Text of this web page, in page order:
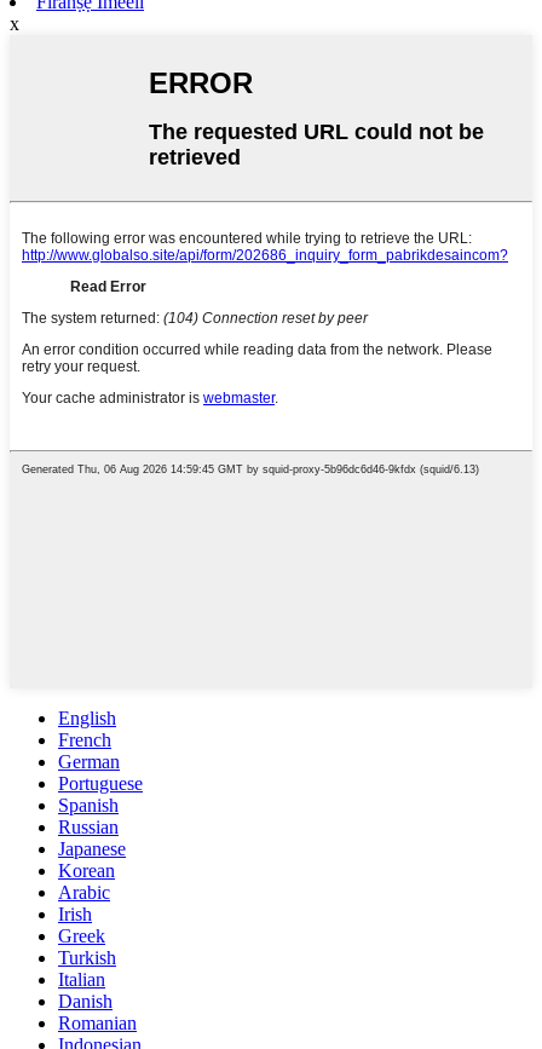
x
English
French
German
Portuguese
Spanish
Russian
Japanese
Korean
Arabic
Irish
Greek
Turkish
Italian
Danish
Romanian
Indonesian